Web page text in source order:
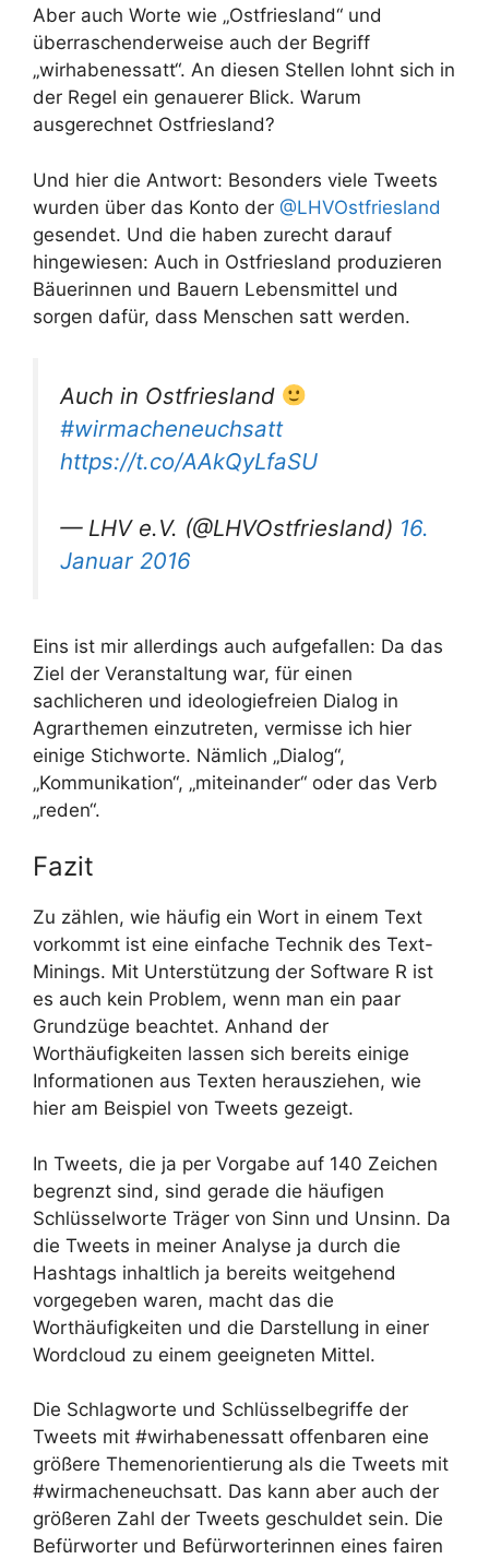
Aber auch Worte wie „Ostfriesland“ und
überraschenderweise auch der Begriff
„wirhabenessatt“. An diesen Stellen lohnt sich in
der Regel ein genauerer Blick. Warum
ausgerechnet Ostfriesland?
Und hier die Antwort: Besonders viele Tweets
wurden über das Konto der @LHVOstfriesland
gesendet. Und die haben zurecht darauf
hingewiesen: Auch in Ostfriesland produzieren
Bäuerinnen und Bauern Lebensmittel und
sorgen dafür, dass Menschen satt werden.
Auch in Ostfriesland
#wirmacheneuchsatt
https://t.co/AAkQyLfaSU
— LHV e.V. (@LHVOstfriesland) 16.
Januar 2016
Eins ist mir allerdings auch aufgefallen: Da das
Ziel der Veranstaltung war, für einen
sachlicheren und ideologiefreien Dialog in
Agrarthemen einzutreten, vermisse ich hier
einige Stichworte. Nämlich „Dialog“,
„Kommunikation“, „miteinander“ oder das Verb
„reden“.
Fazit
Zu zählen, wie häufig ein Wort in einem Text
vorkommt ist eine einfache Technik des Text-
Minings. Mit Unterstützung der Software R ist
es auch kein Problem, wenn man ein paar
Grundzüge beachtet. Anhand der
Worthäufigkeiten lassen sich bereits einige
Informationen aus Texten herausziehen, wie
hier am Beispiel von Tweets gezeigt.
In Tweets, die ja per Vorgabe auf 140 Zeichen
begrenzt sind, sind gerade die häufigen
Schlüsselworte Träger von Sinn und Unsinn. Da
die Tweets in meiner Analyse ja durch die
Hashtags inhaltlich ja bereits weitgehend
vorgegeben waren, macht das die
Worthäufigkeiten und die Darstellung in einer
Wordcloud zu einem geeigneten Mittel.
Die Schlagworte und Schlüsselbegriffe der
Tweets mit #wirhabenessatt offenbaren eine
größere Themenorientierung als die Tweets mit
#wirmacheneuchsatt. Das kann aber auch der
größeren Zahl der Tweets geschuldet sein. Die
Befürworter und Befürworterinnen eines fairen